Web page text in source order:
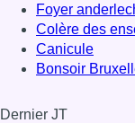
Foyer
Colère des
Canicule
Bonsoir
Dernier JT